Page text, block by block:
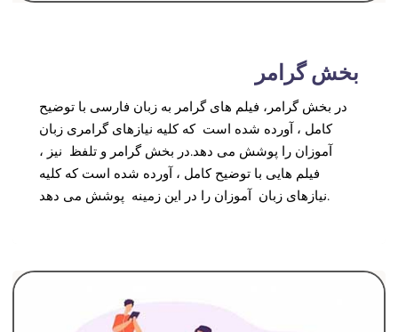
بخشگرامر
در بخش گرامر، فیلم های گرامر به زبان فارسی با توضیح
کامل ، آورده شده است که کلیه نیازهای گرامری زبان
آموزان را پوشش می دهد.در بخش گرامر و تلفظ نیز ،
فیلم هایی با توضیح کامل ، آورده شده است که کلیه
نیازهای زبان آموزان را در این زمینه پوشش می دهد.